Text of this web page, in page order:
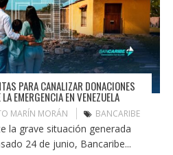
PARA CANALIZAR DONACIONES
EMERGENCIA EN VENEZUELA
MARÍN MORÁN BANCARIBE
la grave situación generada
24 de junio, Bancaribe...